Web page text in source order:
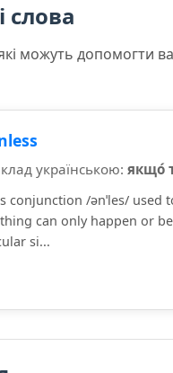
слова
можуть допомогти
українською: якщо́
conjunction /ənˈles/ used
can only happen or
si...